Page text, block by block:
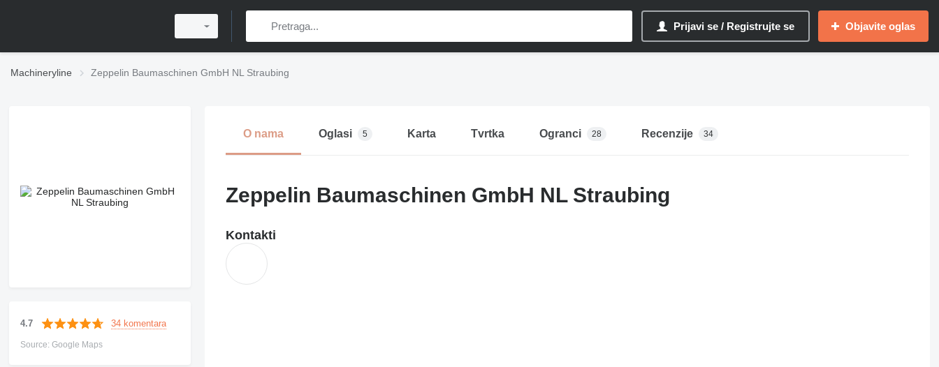
Prijavi se / Registrujte se Objavite oglas
Machineryline Zeppelin Baumaschinen GmbH NL Straubing
4.7 34 komentara
Source: Google Maps
O nama Oglasi 5 Karta Tvrtka Ogranci 28 Recenzije 34
Zeppelin Baumaschinen GmbH NL Straubing
Kontakti